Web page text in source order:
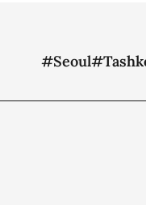
#Seoul